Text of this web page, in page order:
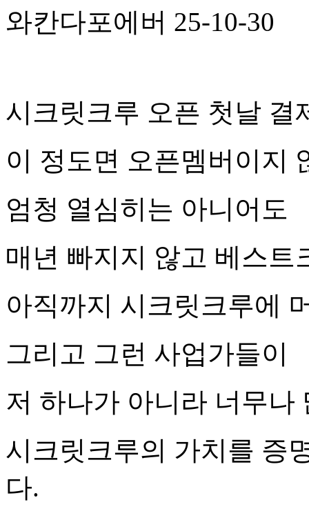
와칸다포에버 25-10-30
시크릿크루 오픈 첫날 결
이 정도면 오픈멤버이지
엄청 열심히는 아니어도
매년 빠지지 않고 베스트
아직까지 시크릿크루에
그리고 그런 사업가들이
저 하나가 아니라 너무나
시크릿크루의 가치를 증
다.